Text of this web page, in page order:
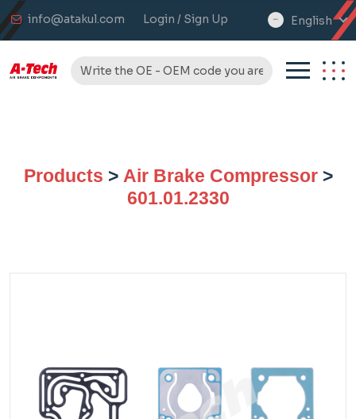
info@atakul.com Login / Sign Up
select
English
Products > Air Brake Compressor>
601.01.2330